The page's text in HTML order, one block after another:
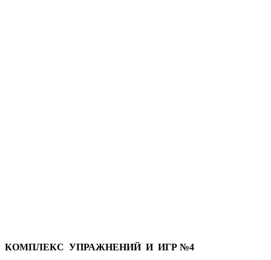
КОМПЛЕКС УПРАЖНЕНИЙ И ИГР №4